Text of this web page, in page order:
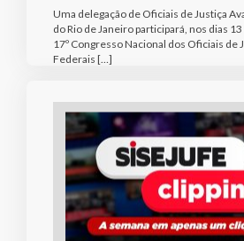
Uma delegação de Oficiais de Justiça
do Rio de Janeiro participará, nos dias
17º Congresso Nacional dos Oficiais de
Federais […]